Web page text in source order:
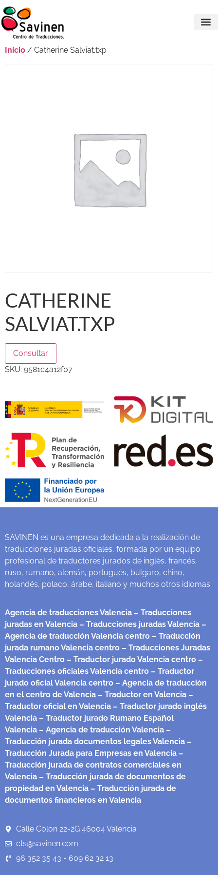
Inicio / Catherine Salviat.txp
CATHERINE
SALVIAT.TXP
Consultar
SKU: 9581c4a12f07
SAVINEN es una empresa dedicada a la realización de
traducciones juradas oficiales, formada por un equipo
profesional de traductores jurados de inglés, francés,
ruso, rumano, alemán, portugués, búlgaro, chino,
holandés, polaco, árabe, italiano y muchos otros idiomas
Agencia de traducciones Valencia – Traducciones
juradas en Valencia – Traducciones juradas Valencia –
Agencia de traducción Valencia centro – Traducción
jurada rumano Valencia centro – Traducciones Juradas
Valencia Centro – Traductor jurado Valencia centro –
Traducciones oficiales Valencia centro – Traductor
jurado oficial Valencia centro – Agencia de traducción
en el centro de Valencia – Traductor en Valencia –
Traductor oficial en Valencia – Traductor jurado inglés
Valencia – Traductor jurado Rumano Español
Valencia – Agencia de traducción Valencia –
Traducción jurada documentos legales Valencia –
Traducción Jurada para Empresas en Valencia –
Traducción jurada de contratos comerciales en
Valencia – Traducción jurada de documentos de
propiedad en Valencia – Traducción jurada de
documentos financieros en Valencia
Calle Colon 22-2G 46004 Valencia
cts@savinen.com
96 352 35 43 - 609 62 32 13